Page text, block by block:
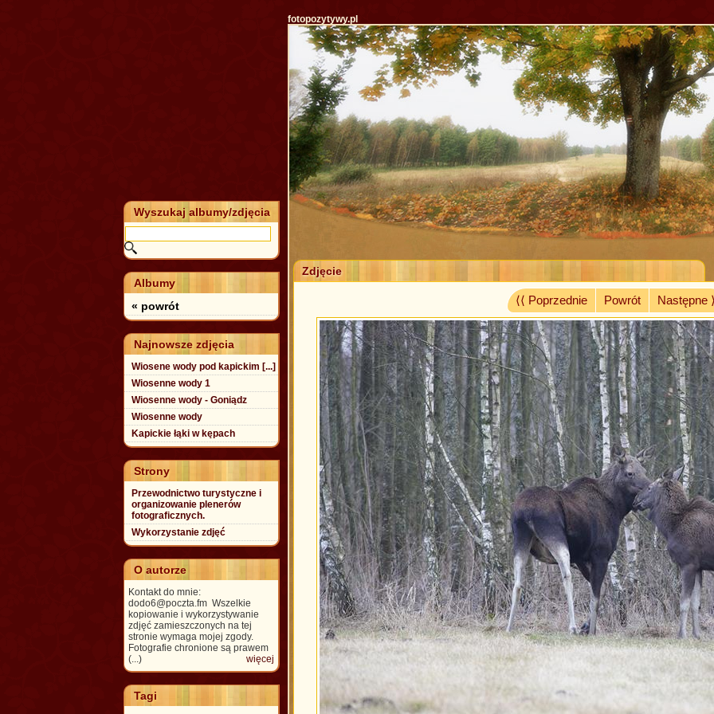
fotopozytywy.pl
Zdjęcie
⟨⟨ Poprzednie Powrót Następne
Wyszukaj albumy/zdjęcia
Albumy
« powrót
Najnowsze zdjęcia
Wiosene wody pod kapickim [...]
Wiosenne wody 1
Wiosenne wody - Goniądz
Wiosenne wody
Kapickie łąki w kępach
Strony
Przewodnictwo turystyczne i
organizowanie plenerów
fotograficznych.
Wykorzystanie zdjęć
O autorze
Kontakt do mnie:
dodo6@poczta.fm Wszelkie
kopiowanie i wykorzystywanie
zdjęć zamieszczonych na tej
stronie wymaga mojej zgody.
Fotografie chronione są prawem
(...)
więcej
Tagi